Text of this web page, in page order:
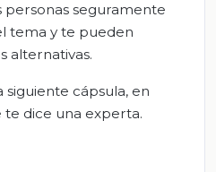
personas seguramente
tema y te pueden
alternativas.
cápsula, en
te dice una experta.